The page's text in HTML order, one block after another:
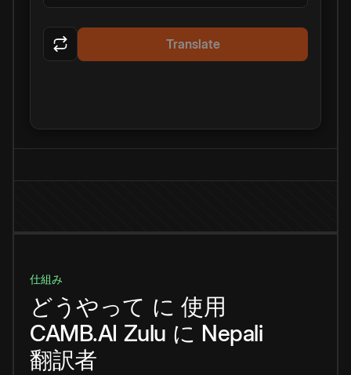
Translate
仕組み
どうやって に 使用
CAMB.AI Zulu に Nepali
翻訳者